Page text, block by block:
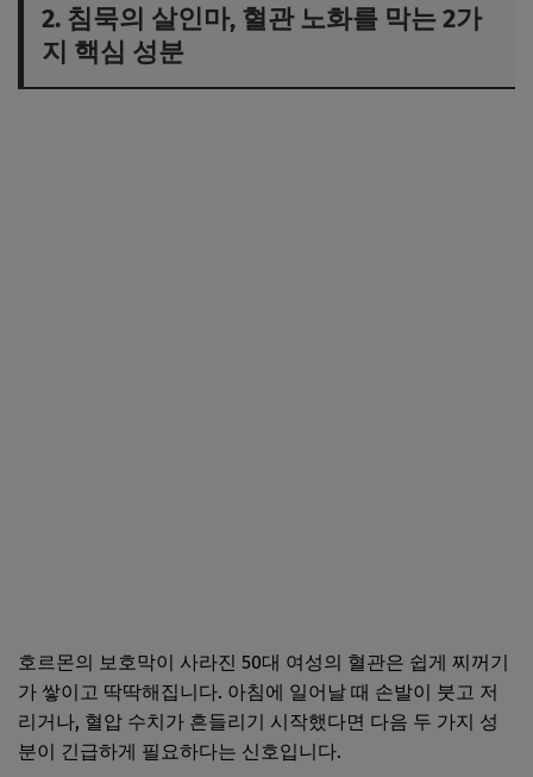
2. 침묵의 살인마, 혈관 노화를 막는 2가
지 핵심 성분
호르몬의 보호막이 사라진 50대 여성의 혈관은 쉽게 찌꺼기
가 쌓이고 딱딱해집니다. 아침에 일어날 때 손발이 붓고 저
리거나, 혈압 수치가 흔들리기 시작했다면 다음 두 가지 성
분이 긴급하게 필요하다는 신호입니다.